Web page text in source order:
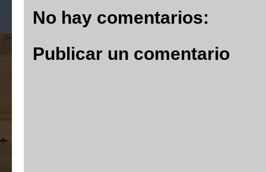
No hay comentarios:
Publicar un comentario